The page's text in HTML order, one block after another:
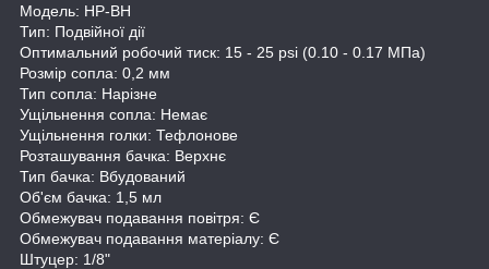
Модель: HP-BH
Тип: Подвійної дії
Оптимальний робочий тиск: 15 - 25 psi (0.10 - 0.17 МПа)
Розмір сопла: 0,2 мм
Тип сопла: Нарізне
Ущільнення сопла: Немає
Ущільнення голки: Тефлонове
Розташування бачка: Верхнє
Тип бачка: Вбудований
Об'єм бачка: 1,5 мл
Обмежувач подавання повітря: Є
Обмежувач подавання матеріалу: Є
Штуцер: 1/8"